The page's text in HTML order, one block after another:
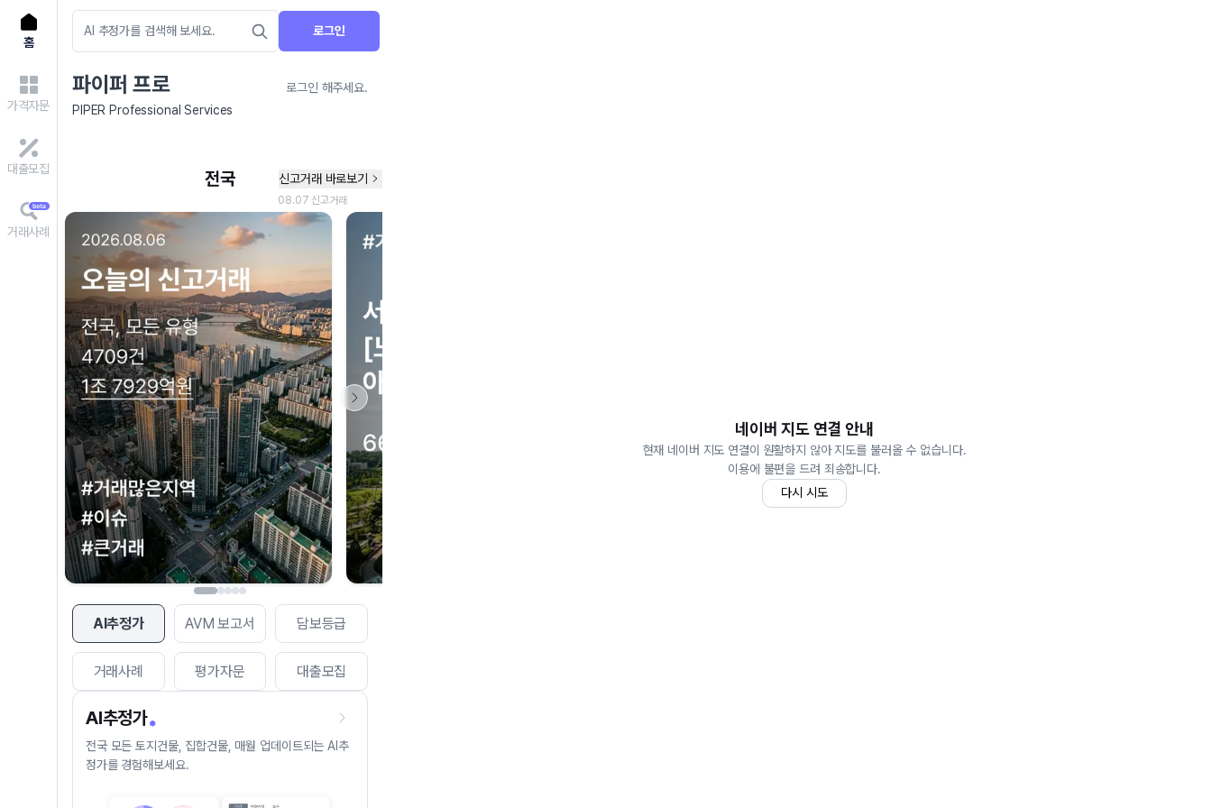
홈
가격자문
대출모집
거래사례
로그인
파이퍼 프로
로그인 해주세요.
PIPER Professional Services
AI추정가 AVM 보고서 담보등급
거래사례 평가자문 대출모집
AI추정가
전국 모든 토지건물, 집합건물, 매월 업데이트되는 AI추
정가를 경험해보세요.
네이버 지도 연결 안내
현재 네이버 지도 연결이 원활하지 않아 지도를 불러올 수 없습니다.
이용에 불편을 드려 죄송합니다.
다시 시도